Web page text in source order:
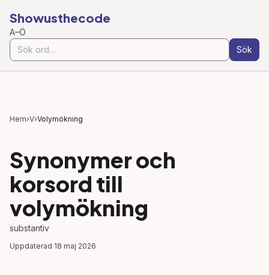
Showusthecode
A–Ö
Sök
Hem›V›Volymökning
Synonymer och
korsord till
volymökning
substantiv
Uppdaterad 18 maj 2026